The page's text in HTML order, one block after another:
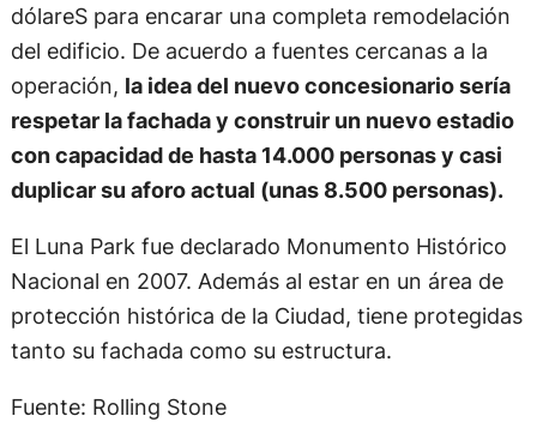
dólareS para encarar una completa remodelación
del edificio. De acuerdo a fuentes cercanas a la
operación, la idea del nuevo concesionario sería
respetar la fachada y construir un nuevo estadio
con capacidad de hasta 14.000 personas y casi
duplicar su aforo actual (unas 8.500 personas).
El Luna Park fue declarado Monumento Histórico
Nacional en 2007. Además al estar en un área de
protección histórica de la Ciudad, tiene protegidas
tanto su fachada como su estructura.
Fuente: Rolling Stone